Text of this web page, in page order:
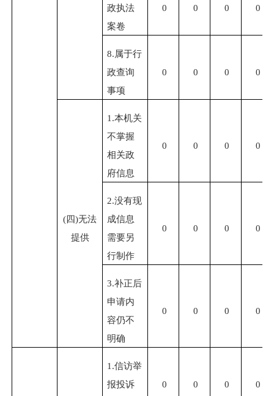
政执法
案卷
0 0 0 0
8.属于行
政查询
事项
0 0 0 0
(四)无法
提供
1.本机关
不掌握
相关政
府信息
0 0 0 0
2.没有现
成信息
需要另
行制作
0 0 0 0
3.补正后
申请内
容仍不
明确
0 0 0 0
1.信访举
报投诉
0 0 0 0